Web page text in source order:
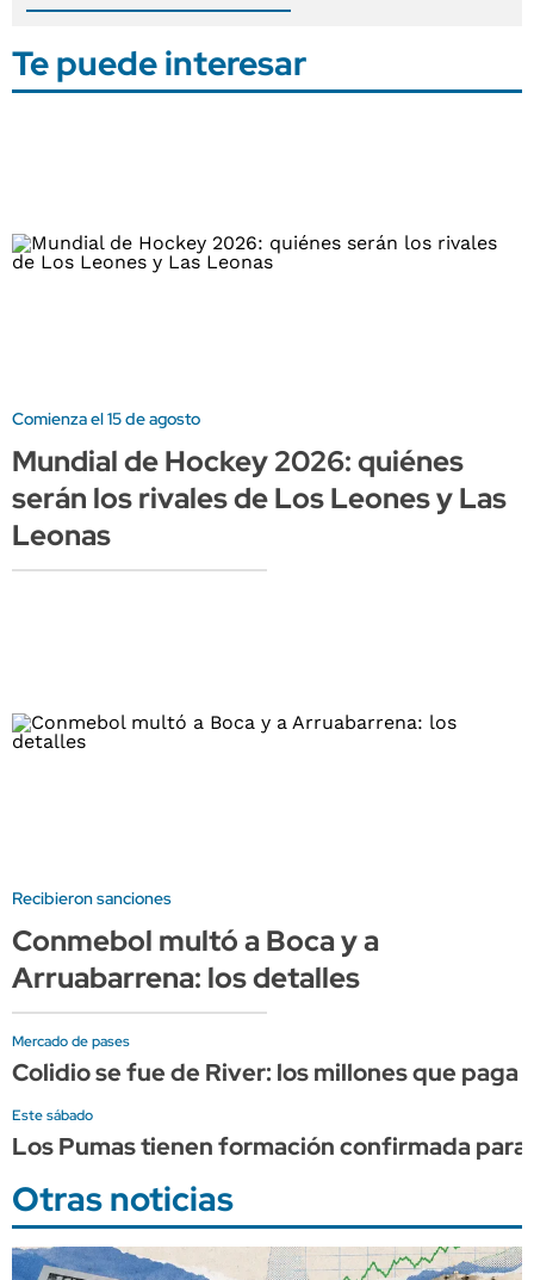
Te puede interesar
Comienza el 15 de agosto
Mundial de Hockey 2026: quiénes
serán los rivales de Los Leones y Las
Leonas
Recibieron sanciones
Conmebol multó a Boca y a
Arruabarrena: los detalles
Mercado de pases
Colidio se fue de River: los millones que paga
Este sábado
Los Pumas tienen formación confirmada
Otras noticias